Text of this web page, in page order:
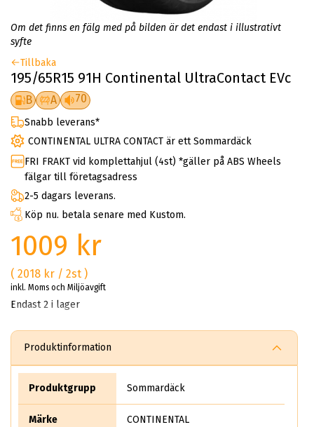
Om det finns en fälg med på bilden är det endast i illustrativt
syfte
Tillbaka
195/65R15 91H Continental UltraContact EVc
B A 70
Snabb leverans*
CONTINENTAL ULTRA CONTACT är ett Sommardäck
FRI FRAKT vid komplettahjul (4st) *gäller på ABS Wheels
fälgar till företagsadress
2-5 dagars leverans.
Köp nu. betala senare med Kustom.
1009 kr
( 2018 kr / 2st )
inkl. Moms och Miljöavgift
Endast 2 i lager
Produktinformation
Produktgrupp Sommardäck
Märke CONTINENTAL